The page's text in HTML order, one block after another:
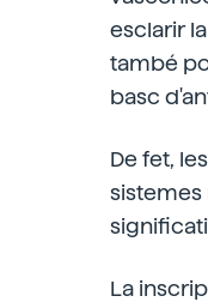
esclarir
també
basc
De fet,
sistemes
La